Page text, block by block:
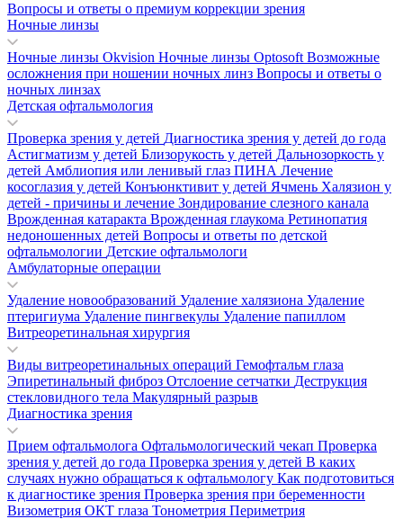
Вопросы и ответы о премиум коррекции зрения
Ночные линзы
Ночные линзы Okvision Ночные линзы Optosoft Возможные
осложнения при ношении ночных линз Вопросы и ответы о
ночных линзах
Детская офтальмология
Проверка зрения у детей Диагностика зрения у детей до года
Астигматизм у детей Близорукость у детей Дальнозоркость у
детей Амблиопия или ленивый глаз ПИНА Лечение
косоглазия у детей Конъюнктивит у детей Ячмень Халязион у
детей - причины и лечение Зондирование слезного канала
Врожденная катаракта Врожденная глаукома Ретинопатия
недоношенных детей Вопросы и ответы по детской
офтальмологии Детские офтальмологи
Амбулаторные операции
Удаление новообразований Удаление халязиона Удаление
птеригиума Удаление пингвекулы Удаление папиллом
Витреоретинальная хирургия
Виды витреоретинальных операций Гемофтальм глаза
Эпиретинальный фиброз Отслоение сетчатки Деструкция
стекловидного тела Макулярный разрыв
Диагностика зрения
Прием офтальмолога Офтальмологический чекап Проверка
зрения у детей до года Проверка зрения у детей В каких
случаях нужно обращаться к офтальмологу Как подготовиться
к диагностике зрения Проверка зрения при беременности
Визометрия ОКТ глаза Тонометрия Периметрия